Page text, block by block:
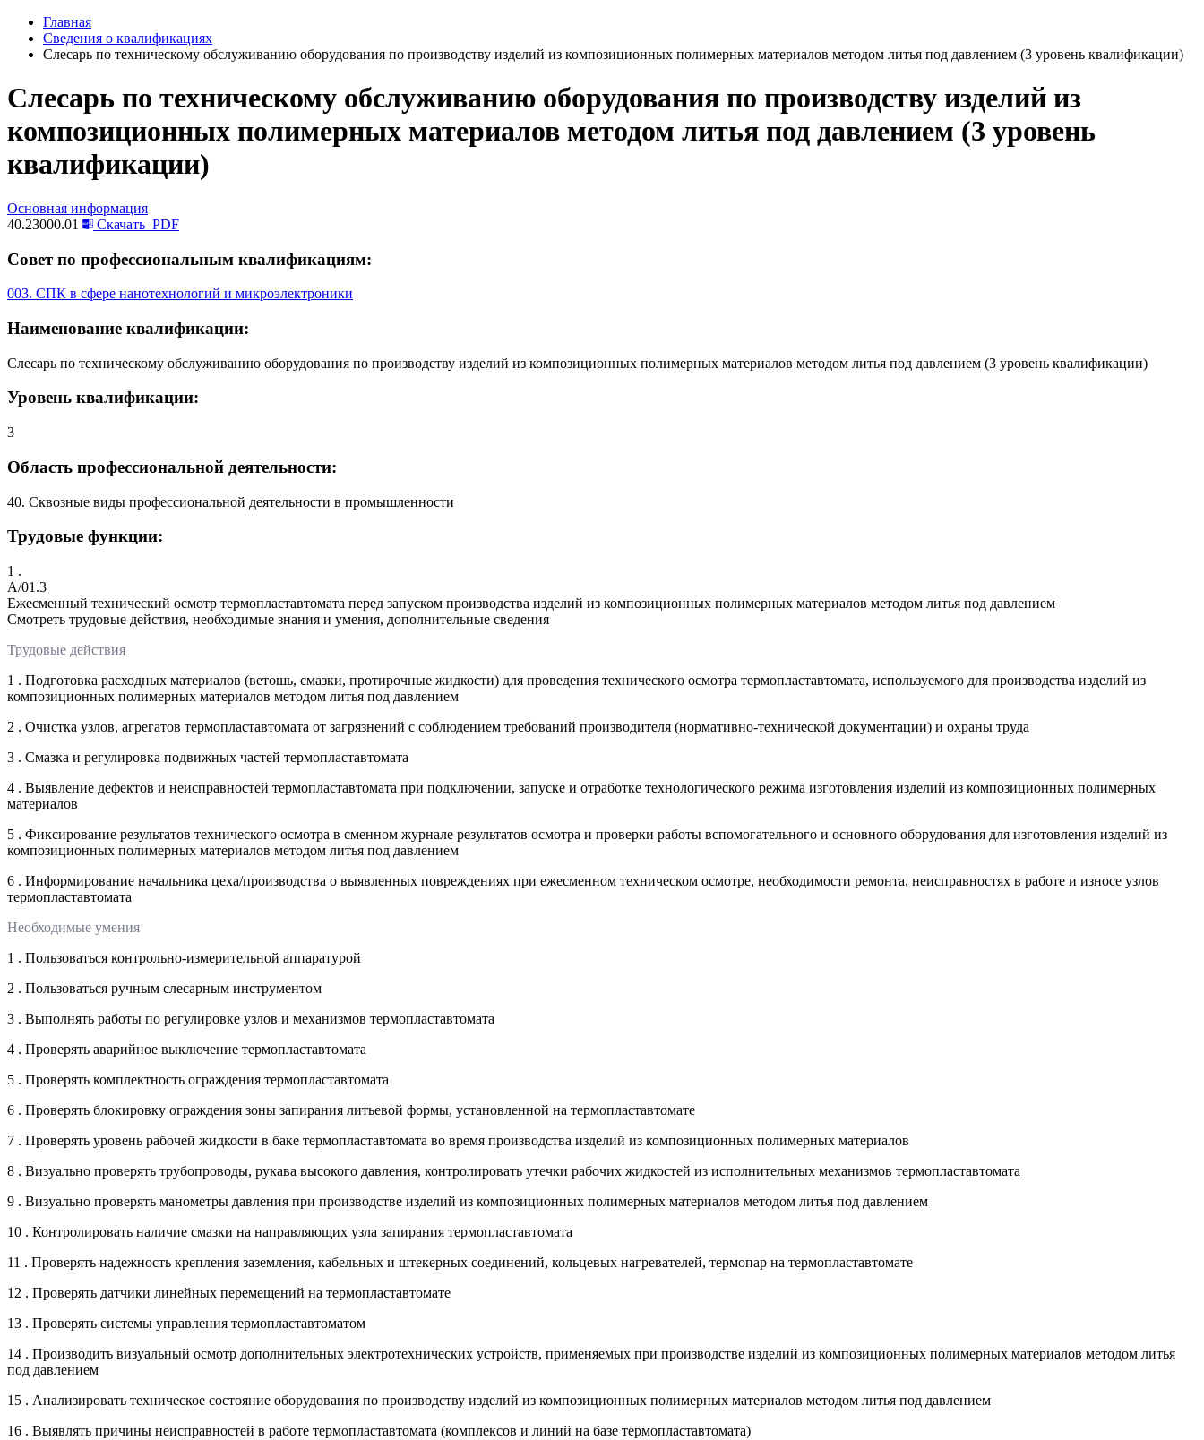
Главная
Сведения о квалификациях
Слесарь по техническому обслуживанию оборудования по производству изделий из композиционных полимерных материалов методом литья под давлением (3 уровень квалификации)
Слесарь по техническому обслуживанию оборудования по производству изделий из
композиционных полимерных материалов методом литья под давлением (3 уровень
квалификации)
Основная информация
40.23000.01
Скачать PDF
Совет по профессиональным квалификациям:
003. СПК в сфере нанотехнологий и микроэлектроники
Наименование квалификации:
Слесарь по техническому обслуживанию оборудования по производству изделий из композиционных полимерных материалов методом литья под давлением (3 уровень квалификации)
Уровень квалификации:
3
Область профессиональной деятельности:
40. Сквозные виды профессиональной деятельности в промышленности
Трудовые функции:
1 .
A/01.3
Ежесменный технический осмотр термопластавтомата перед запуском производства изделий из композиционных полимерных материалов методом литья под давлением
Смотреть трудовые действия, необходимые знания и умения, дополнительные сведения
Трудовые действия
1 . Подготовка расходных материалов (ветошь, смазки, протирочные жидкости) для проведения технического осмотра термопластавтомата, используемого для производства изделий из
композиционных полимерных материалов методом литья под давлением
2 . Очистка узлов, агрегатов термопластавтомата от загрязнений с соблюдением требований производителя (нормативно-технической документации) и охраны труда
3 . Смазка и регулировка подвижных частей термопластавтомата
4 . Выявление дефектов и неисправностей термопластавтомата при подключении, запуске и отработке технологического режима изготовления изделий из композиционных полимерных
материалов
5 . Фиксирование результатов технического осмотра в сменном журнале результатов осмотра и проверки работы вспомогательного и основного оборудования для изготовления изделий из
композиционных полимерных материалов методом литья под давлением
6 . Информирование начальника цеха/производства о выявленных повреждениях при ежесменном техническом осмотре, необходимости ремонта, неисправностях в работе и износе узлов
термопластавтомата
Необходимые умения
1 . Пользоваться контрольно-измерительной аппаратурой
2 . Пользоваться ручным слесарным инструментом
3 . Выполнять работы по регулировке узлов и механизмов термопластавтомата
4 . Проверять аварийное выключение термопластавтомата
5 . Проверять комплектность ограждения термопластавтомата
6 . Проверять блокировку ограждения зоны запирания литьевой формы, установленной на термопластавтомате
7 . Проверять уровень рабочей жидкости в баке термопластавтомата во время производства изделий из композиционных полимерных материалов
8 . Визуально проверять трубопроводы, рукава высокого давления, контролировать утечки рабочих жидкостей из исполнительных механизмов термопластавтомата
9 . Визуально проверять манометры давления при производстве изделий из композиционных полимерных материалов методом литья под давлением
10 . Контролировать наличие смазки на направляющих узла запирания термопластавтомата
11 . Проверять надежность крепления заземления, кабельных и штекерных соединений, кольцевых нагревателей, термопар на термопластавтомате
12 . Проверять датчики линейных перемещений на термопластавтомате
13 . Проверять системы управления термопластавтоматом
14 . Производить визуальный осмотр дополнительных электротехнических устройств, применяемых при производстве изделий из композиционных полимерных материалов методом литья
под давлением
15 . Анализировать техническое состояние оборудования по производству изделий из композиционных полимерных материалов методом литья под давлением
16 . Выявлять причины неисправностей в работе термопластавтомата (комплексов и линий на базе термопластавтомата)